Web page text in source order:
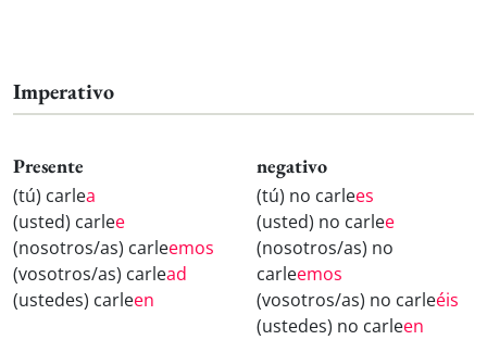
Imperativo
Presente
(tú) carlea
(usted) carlee
(nosotros/as) carleemos
(vosotros/as) carlead
(ustedes) carleen
negativo
(tú) no carlees
(usted) no carlee
(nosotros/as) no
carleemos
(vosotros/as) no carleéis
(ustedes) no carleen